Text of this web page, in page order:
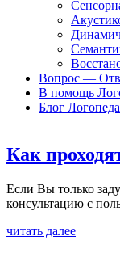
Вопрос —
В помощь
Блог Логопеда
Как
Если Вы только
консультацию с
читать далее